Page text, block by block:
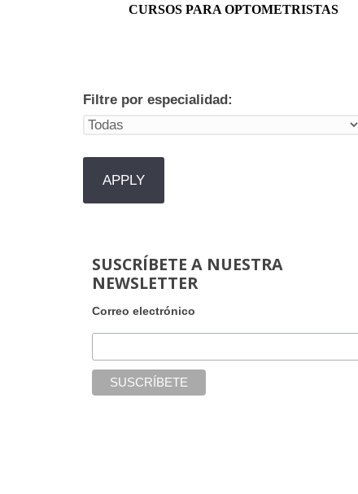
Menú principal
CURSOS PARA OPTOMETRISTAS
Filtre por especialidad:
SUSCRÍBETE A NUESTRA
NEWSLETTER
Correo electrónico